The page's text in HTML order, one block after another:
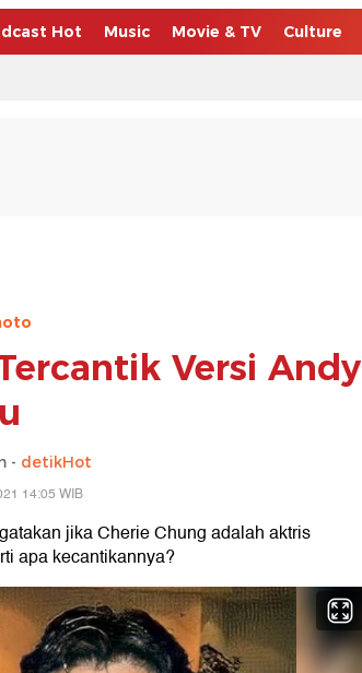
Hot Music Movie & TV Culture
Versi Andy
- detikHot
14:05 WIB
jika Cherie Chung adalah aktris
apa kecantikannya?